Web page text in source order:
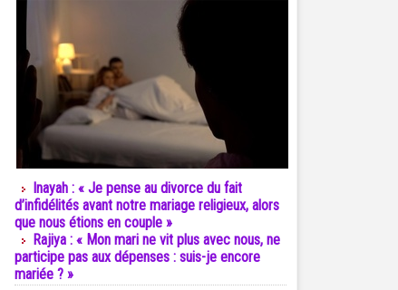
Inayah : « Je pense au divorce du fait
d’infidélités avant notre mariage religieux, alors
que nous étions en couple »
Rajiya : « Mon mari ne vit plus avec nous, ne
participe pas aux dépenses : suis-je encore
mariée ? »